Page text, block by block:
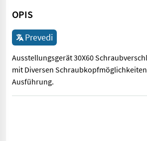
OPIS
Prevedi
Ausstellungsgerät 30X60
mit Diversen
Ausführung.
Ausstellungsgerät 30X60